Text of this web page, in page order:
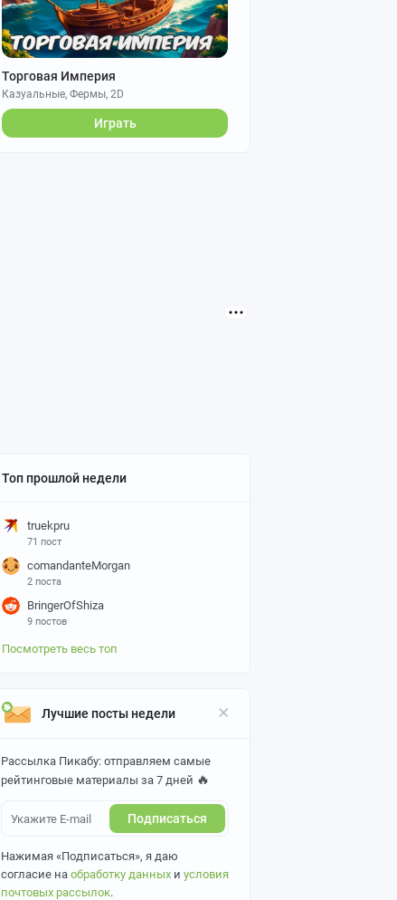
Торговая Империя
Казуальные, Фермы, 2D
Играть
Топ прошлой недели
truekpru
71 пост
comandanteMorgan
2 поста
BringerOfShiza
9 постов
Посмотреть весь топ
Лучшие посты недели
Рассылка Пикабу: отправляем самые
рейтинговые материалы за 7 дней 🔥
Подписаться
Нажимая «Подписаться», я даю
согласие на обработку данных и условия
почтовых рассылок.